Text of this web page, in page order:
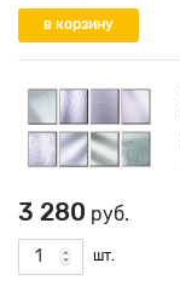
3 280 руб.
шт.